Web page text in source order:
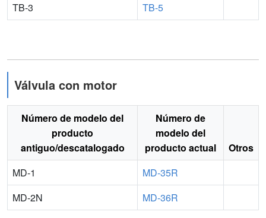
TB-3
TB-5
Válvula con motor
Número de modelo del
producto
antiguo/descatalogado
Número de
modelo del
producto actual
Otros
MD-1
MD-35R
MD-2N
MD-36R